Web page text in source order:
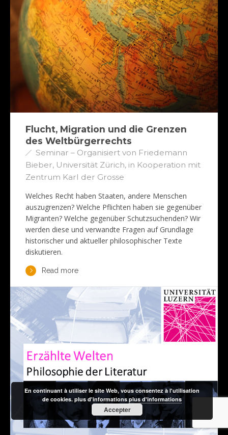
Flucht, Migration und die Grenzen
des Weltbürgerrechts
Seminar – Organisiert von Friedemann
Bieber, Universität Zürich, in Kooperation mit
Zentrum Karl der Grosse
Welches Recht haben Staaten, andere Menschen
auszugrenzen? Welche Pflichten haben sie gegenüber
Migranten? Welche gegenüber Schutzsuchenden? Wir
werden diese und verwandte Fragen auf Grundlage
historischer und aktueller philosophischer Texte
diskutieren.
Read more
En continuant à utiliser le site Web, vous consentez à l'utilisation
de cookies. plus d'informationsplus d'informations
Accepter